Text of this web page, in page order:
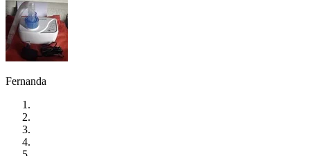
Fernanda